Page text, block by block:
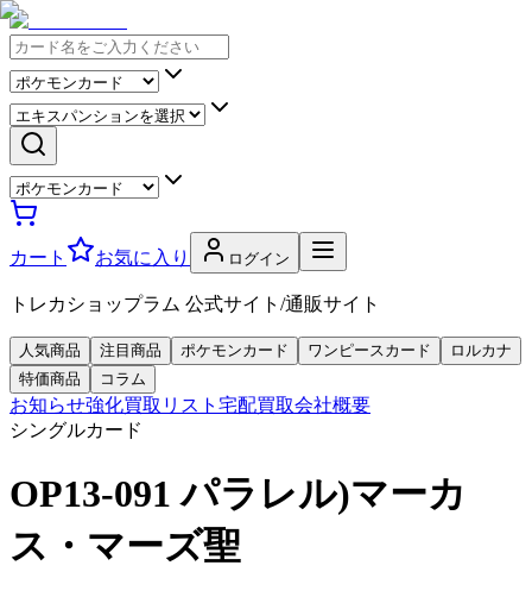
カート お気に入り ログイン
トレカショップラム 公式サイト/通販サイト
人気商品 注目商品 ポケモンカード ワンピースカード
ロルカナ
特価商品
コラム
お知らせ強化買取リスト 宅配買取会社概要
シングルカード
OP13-091 パラレル)マーカ
ス・マーズ聖